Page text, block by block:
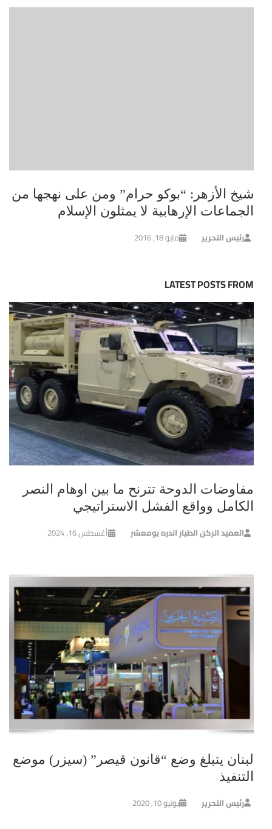
شيخ الأزهر: “بوكو حرام” ومن على نهجها من
الجماعات الإرهابية لا يمثلون الإسلام
رئيس التحرير مايو 18, 2016
LATEST POSTS FROM
مفاوضات الدوحة تترنح ما بين اوهام النصر
الكامل وواقع الفشل الاستراتيجي
العميد الركن الطيار اندره بومعشر أغسطس 16, 2024
لبنان يتبلغ وضع “قانون قيصر” (سيزر) موضع
التنفيذ
رئيس التحرير يونيو 10, 2020